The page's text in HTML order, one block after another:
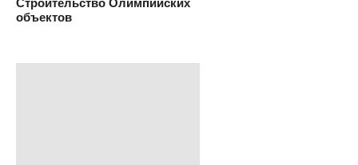
Строительство Олимпийских
объектов